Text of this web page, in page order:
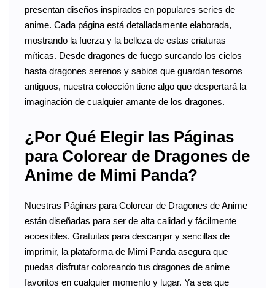
presentan diseños inspirados en populares series de
anime. Cada página está detalladamente elaborada,
mostrando la fuerza y la belleza de estas criaturas
míticas. Desde dragones de fuego surcando los cielos
hasta dragones serenos y sabios que guardan tesoros
antiguos, nuestra colección tiene algo que despertará la
imaginación de cualquier amante de los dragones.
¿Por Qué Elegir las Páginas
para Colorear de Dragones de
Anime de Mimi Panda?
Nuestras Páginas para Colorear de Dragones de Anime
están diseñadas para ser de alta calidad y fácilmente
accesibles. Gratuitas para descargar y sencillas de
imprimir, la plataforma de Mimi Panda asegura que
puedas disfrutar coloreando tus dragones de anime
favoritos en cualquier momento y lugar. Ya sea que